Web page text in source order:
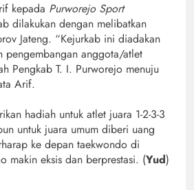
kepada Purworejo Sport
dilakukan dengan melibatkan
Jateng. “Kejurkab ini diadakan
pengembangan anggota/atlet
Pengkab T. I. Purworejo menuju
Arif.
hadiah untuk atlet juara 1-2-3-3
untuk juara umum diberi uang
ke depan taekwondo di
makin eksis dan berprestasi. (Yud)